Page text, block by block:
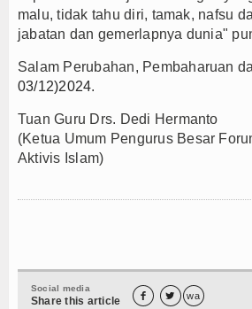
malu, tidak tahu diri, tamak, nafsu
jabatan dan gemerlapnya dunia"
Salam Perubahan, Pembaharuan
03/12)2024.
Tuan Guru Drs. Dedi Hermanto
(Ketua Umum Pengurus Besar
Aktivis Islam)
Social media
Share this article   wa